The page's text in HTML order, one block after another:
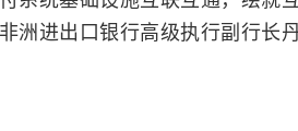
洲进出口银行高级执行副行长